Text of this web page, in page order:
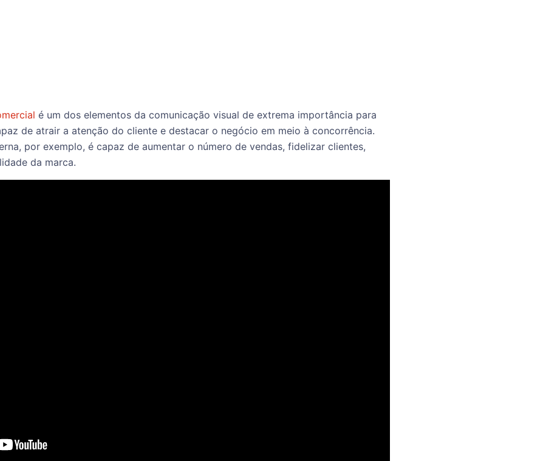
é um dos elementos da comunicação visual de extrema importância para
de atrair a atenção do cliente e destacar o negócio em meio à concorrência.
por exemplo, é capaz de aumentar o número de vendas, fidelizar clientes,
da marca.